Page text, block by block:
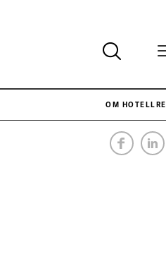
OM
NÄR HOTELLREVYN SLOG SVENSKT